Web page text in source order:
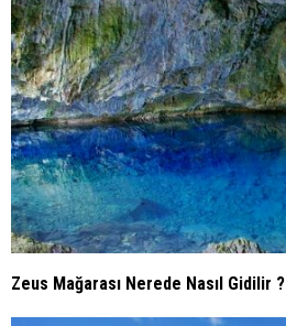
Zeus Mağarası Nerede Nasıl Gidilir ?